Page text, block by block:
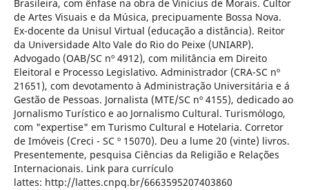
Brasileira, com ênfase na obra de Vinícius de Morais. Cultor
de Artes Visuais e da Música, precipuamente Bossa Nova.
Ex-docente da Unisul Virtual (educação a distância). Reitor
da Universidade Alto Vale do Rio do Peixe (UNIARP).
Advogado (OAB/SC nº 4912), com militância em Direito
Eleitoral e Processo Legislativo. Administrador (CRA-SC nº
21651), com devotamento à Administração Universitária e á
Gestão de Pessoas. Jornalista (MTE/SC nº 4155), dedicado ao
Jornalismo Turístico e ao Jornalismo Cultural. Turismólogo,
com "expertise" em Turismo Cultural e Hotelaria. Corretor
de Imóveis (Creci - SC º 15070). Deu a lume 20 (vinte) livros.
Presentemente, pesquisa Ciências da Religião e Relações
Internacionais. Link para currículo
lattes: http://lattes.cnpq.br/6663595207403860